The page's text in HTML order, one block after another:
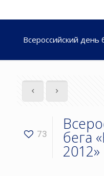
Всероссийский
73 бега
2012»